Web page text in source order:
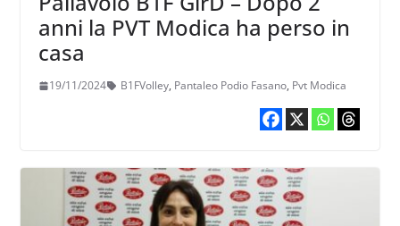
anni la PVT Modica ha perso in
casa
19/11/2024 B1FVolley, Pantaleo Podio Fasano, Pvt Modica